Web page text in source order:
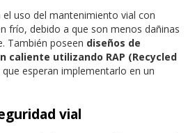
uso del mantenimiento vial con
frío, debido a que son menos dañinas
También poseen diseños de
caliente utilizando RAP (Recycled
que esperan implementarlo en un
vial